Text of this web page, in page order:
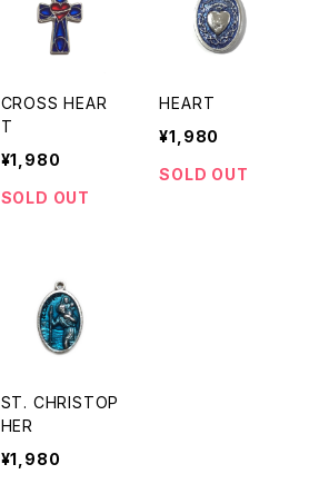
CROSS HEAR
T
¥1,980
SOLD OUT
HEART
¥1,980
SOLD OUT
ST. CHRISTOP
HER
¥1,980